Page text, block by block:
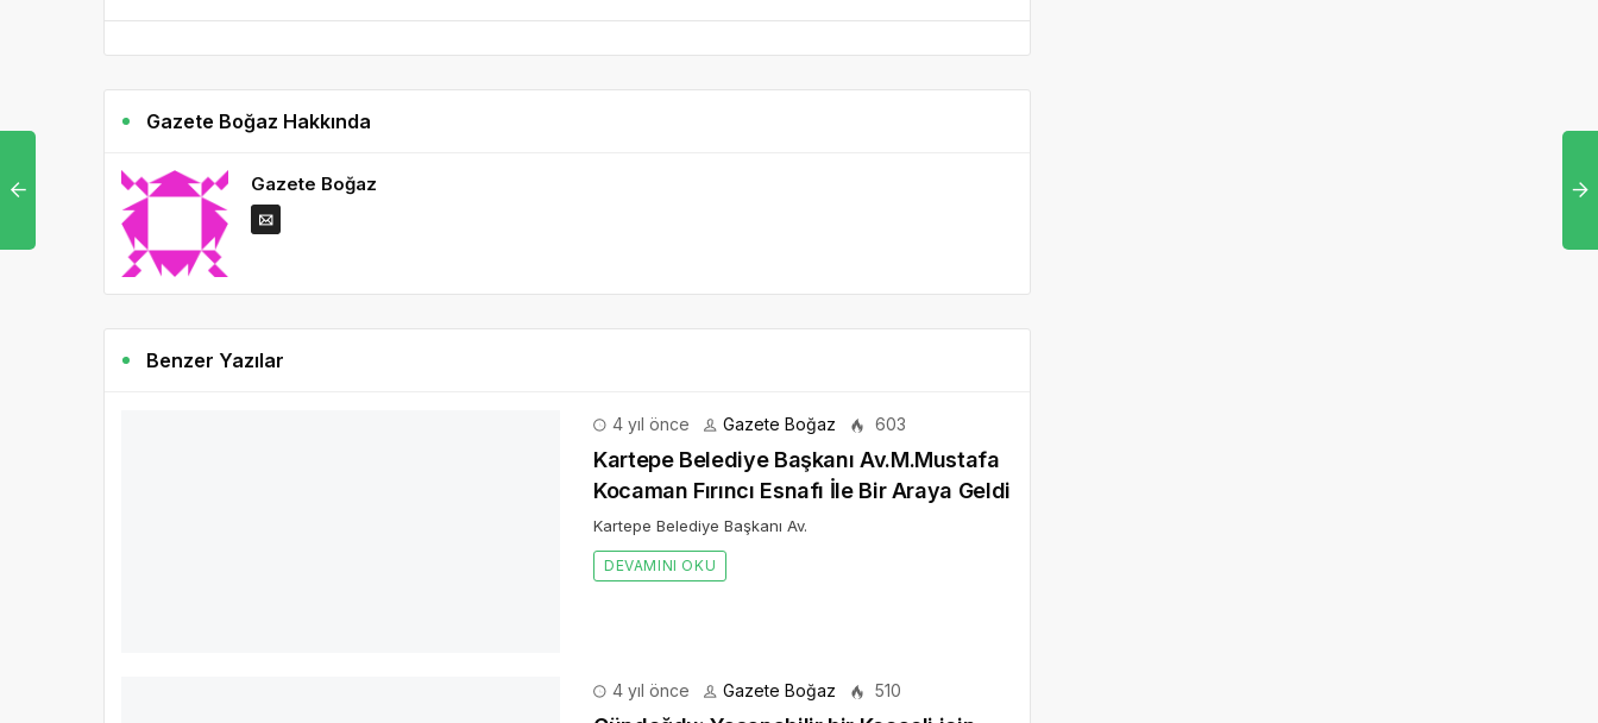
Gazete Boğaz Hakkında
Gazete Boğaz
Benzer Yazılar
4 yıl önce Gazete Boğaz 603
Kartepe Belediye Başkanı Av.M.Mustafa
Kocaman Fırıncı Esnafı İle Bir Araya Geldi
Kartepe Belediye Başkanı Av.
DEVAMINI OKU
4 yıl önce Gazete Boğaz 510